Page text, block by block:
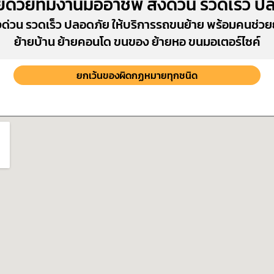
วน รวดเร็ว ปลอดภัย ให้บริการรถขนย้าย พร้อมคนช่ว
ย้ายบ้าน ย้ายคอนโด ขนของ ย้ายหอ ขนมอเตอร์ไซค์
ยกเว้นของผิดกฏหมายทุกชนิด